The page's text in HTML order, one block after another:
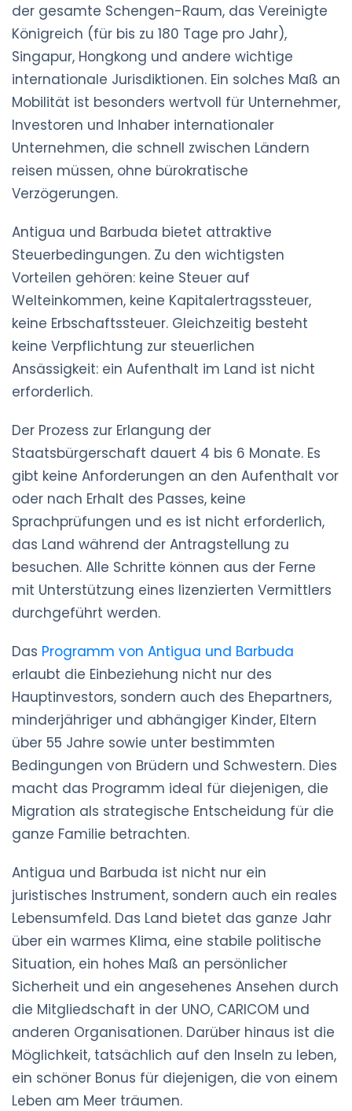
der gesamte Schengen-Raum, das Vereinigte
Königreich (für bis zu 180 Tage pro Jahr),
Singapur, Hongkong und andere wichtige
internationale Jurisdiktionen. Ein solches Maß an
Mobilität ist besonders wertvoll für Unternehmer,
Investoren und Inhaber internationaler
Unternehmen, die schnell zwischen Ländern
reisen müssen, ohne bürokratische
Verzögerungen.
Antigua und Barbuda bietet attraktive
Steuerbedingungen. Zu den wichtigsten
Vorteilen gehören: keine Steuer auf
Welteinkommen, keine Kapitalertragssteuer,
keine Erbschaftssteuer. Gleichzeitig besteht
keine Verpflichtung zur steuerlichen
Ansässigkeit: ein Aufenthalt im Land ist nicht
erforderlich.
Der Prozess zur Erlangung der
Staatsbürgerschaft dauert 4 bis 6 Monate. Es
gibt keine Anforderungen an den Aufenthalt vor
oder nach Erhalt des Passes, keine
Sprachprüfungen und es ist nicht erforderlich,
das Land während der Antragstellung zu
besuchen. Alle Schritte können aus der Ferne
mit Unterstützung eines lizenzierten Vermittlers
durchgeführt werden.
Das Programm von Antigua und Barbuda
erlaubt die Einbeziehung nicht nur des
Hauptinvestors, sondern auch des Ehepartners,
minderjähriger und abhängiger Kinder, Eltern
über 55 Jahre sowie unter bestimmten
Bedingungen von Brüdern und Schwestern. Dies
macht das Programm ideal für diejenigen, die
Migration als strategische Entscheidung für die
ganze Familie betrachten.
Antigua und Barbuda ist nicht nur ein
juristisches Instrument, sondern auch ein reales
Lebensumfeld. Das Land bietet das ganze Jahr
über ein warmes Klima, eine stabile politische
Situation, ein hohes Maß an persönlicher
Sicherheit und ein angesehenes Ansehen durch
die Mitgliedschaft in der UNO, CARICOM und
anderen Organisationen. Darüber hinaus ist die
Möglichkeit, tatsächlich auf den Inseln zu leben,
ein schöner Bonus für diejenigen, die von einem
Leben am Meer träumen.